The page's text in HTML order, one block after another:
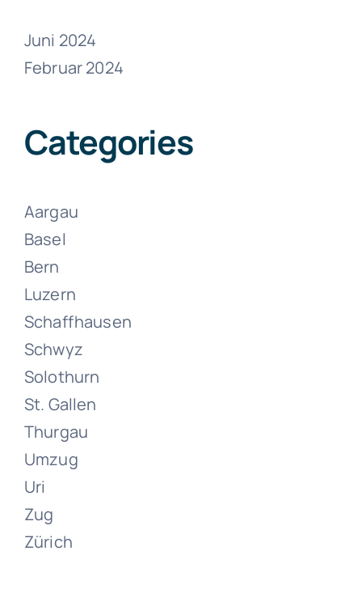
Wildhaus-Alt
St. Johann
Juni 21, 2024
Umzüge
Zuzwil (SG)
Juni 21, 2024
Juni 2024
Februar 2024
Categories
Aargau
Basel
Bern
Luzern
Schaffhausen
Schwyz
Solothurn
St. Gallen
Thurgau
Umzug
Uri
Zug
Zürich